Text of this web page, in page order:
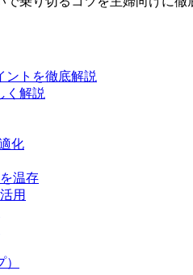
ントを徹底解説
く解説
化
温存
用